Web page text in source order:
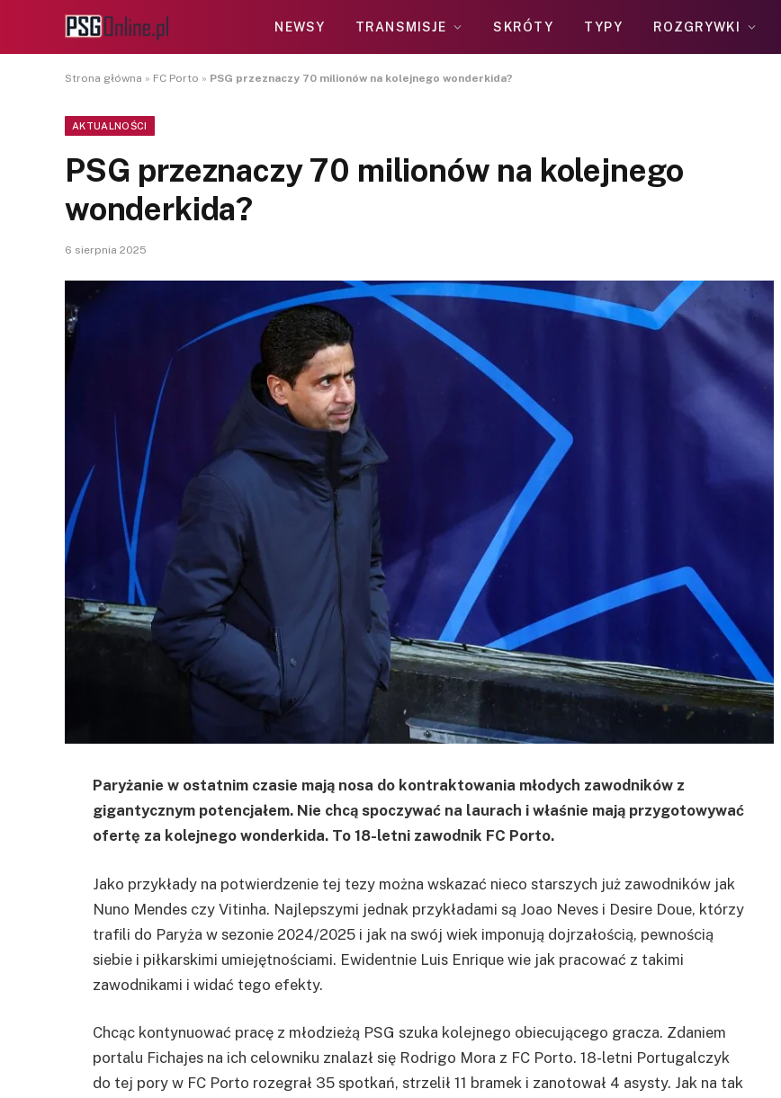
NEWSY TRANSMISJE SKRÓTY TYPY ROZGRYWKI
Strona główna » FC Porto » PSG przeznaczy 70 milionów na kolejnego wonderkida?
AKTUALNOŚCI
PSG przeznaczy 70 milionów na kolejnego
wonderkida?
6 sierpnia 2025
Paryżanie w ostatnim czasie mają nosa do kontraktowania młodych zawodników z
gigantycznym potencjałem. Nie chcą spoczywać na laurach i właśnie mają przygotowywać
ofertę za kolejnego wonderkida. To 18-letni zawodnik FC Porto.
Jako przykłady na potwierdzenie tej tezy można wskazać nieco starszych już zawodników jak
Nuno Mendes czy Vitinha. Najlepszymi jednak przykładami są Joao Neves i Desire Doue, którzy
trafili do Paryża w sezonie 2024/2025 i jak na swój wiek imponują dojrzałością, pewnością
siebie i piłkarskimi umiejętnościami. Ewidentnie Luis Enrique wie jak pracować z takimi
zawodnikami i widać tego efekty.
Chcąc kontynuować pracę z młodzieżą PSG szuka kolejnego obiecującego gracza. Zdaniem
portalu Fichajes na ich celowniku znalazł się Rodrigo Mora z FC Porto. 18-letni Portugalczyk
do tej pory w FC Porto rozegrał 35 spotkań, strzelił 11 bramek i zanotował 4 asysty. Jak na tak